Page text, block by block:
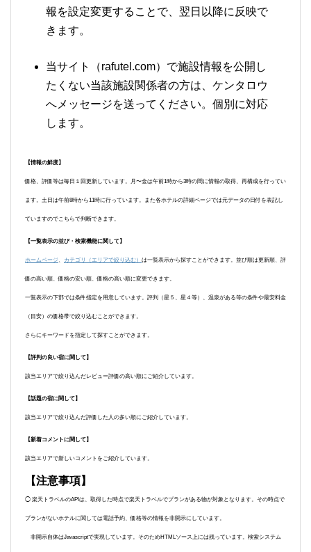
報を設定変更することで、翌日以降に反映で
きます。
当サイト（rafutel.com）で施設情報を公開し
たくない当該施設関係者の方は、ケンタロウ
へメッセージを送ってください。個別に対応
します。
【情報の鮮度】
価格、評価等は毎日１回更新しています。月〜金は午前1時から3時の間に情報の取得、再構成を行ってい
ます。土日は午前8時から11時に行っています。また各ホテルの詳細ページでは元データの日付を表記し
ていますのでこちらで判断できます。
【一覧表示の並び・検索機能に関して】
ホームページ 、 カテゴリ（エリアで絞り込む） は一覧表示から探すことができます。並び順は更新順、評
価の高い順、価格の安い順、価格の高い順に変更できます。
一覧表示の下部では条件指定を用意しています。評判（星５、星４等）、温泉がある等の条件や最安料金
（目安）の価格帯で絞り込むことができます。
さらにキーワードを指定して探すことができます。
【評判の良い宿に関して】
該当エリアで絞り込んだレビュー評価の高い順にご紹介しています。
【話題の宿に関して】
該当エリアで絞り込んだ評価した人の多い順にご紹介しています。
【新着コメントに関して】
該当エリアで新しいコメントをご紹介しています。
【注意事項】
◯ 楽天トラベルのAPIは、取得した時点で楽天トラベルでプランがある物が対象となります。その時点で
プランがないホテルに関しては電話予約、価格等の情報を非開示にしています。
非開示自体はJavascriptで実現しています。そのためHTMLソース上には残っています。検索システム